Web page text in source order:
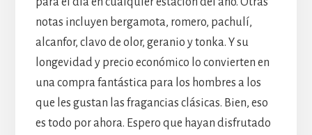
notas incluyen bergamota, romero, pachulí,
alcanfor, clavo de olor, geranio y tonka. Y su
longevidad y precio económico lo convierten en
una compra fantástica para los hombres a los
que les gustan las fragancias clásicas. Bien, eso
es todo por ahora. Espero que hayan disfrutado